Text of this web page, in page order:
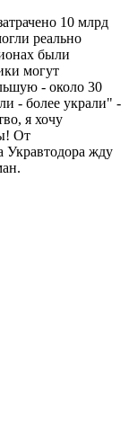
10 млрд
реально
были
могут
- около 30
- более украли" -
я хочу
От
Укравтодора жду